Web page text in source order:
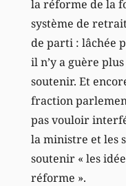
la réforme de la
système de
de parti : lâchée
il n’y a guère
soutenir. Et
fraction
pas vouloir
la ministre et les
soutenir « les
réforme ».